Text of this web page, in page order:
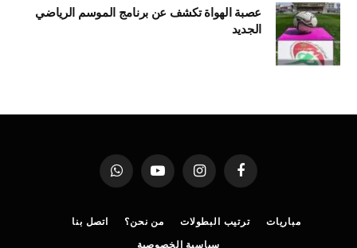
عصبة الهواة تكشف عن برنامج الموسم الرياضي
الجديد
فيسبوك الانستغراميوتيوب واتساب
مباريات ترتيب البطولات من نحن؟
اتصل بنا
سياسية الخصوصية